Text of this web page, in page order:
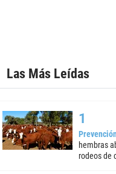
Las Más Leídas
hembras
rodeos de